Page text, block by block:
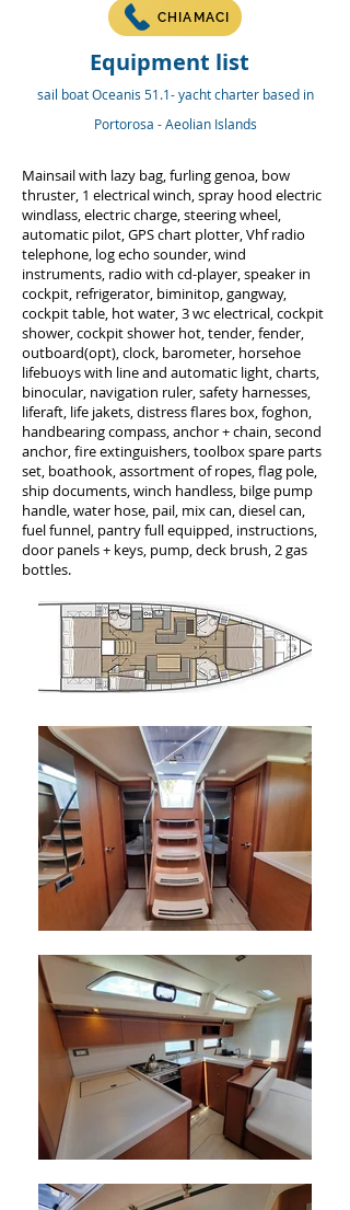
CHIAMACI
Equipment list
sail boat Oceanis 51.1- yacht charterbased in
Portorosa - Aeolian Islands
Mainsail with lazy bag, furling genoa, bow
thruster, 1 electrical winch, spray hood electric
windlass, electric charge, steering wheel,
automatic pilot, GPS chart plotter, Vhf radio
telephone, log echo sounder, wind
instruments, radio with cd-player, speaker in
cockpit, refrigerator, biminitop, gangway,
cockpit table, hot water, 3 wc electrical, cockpit
shower, cockpit shower hot, tender, fender,
outboard(opt), clock, barometer, horsehoe
lifebuoys with line and automatic light, charts,
binocular, navigation ruler, safety harnesses,
liferaft, life jakets, distress flares box, foghon,
handbearing compass, anchor + chain, second
anchor, fire extinguishers, toolbox spare parts
set, boathook, assortment of ropes, flag pole,
ship documents, winch handless, bilge pump
handle, water hose, pail, mix can, diesel can,
fuel funnel, pantry full equipped, instructions,
door panels + keys, pump, deck brush, 2 gas
bottles.